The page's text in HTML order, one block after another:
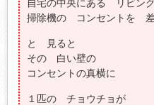
自宅の中央にある リビン
掃除機の コンセントを 差
と 見ると
その 白い壁の
コンセントの真横に
１匹の チョウチョが